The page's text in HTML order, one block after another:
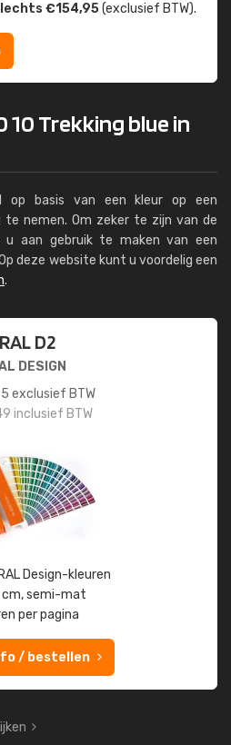
€154,95(exclusief BTW).
10 Trekking blue in
op basis van een kleur op een
te nemen. Om zeker te zijn van de
u aan gebruik te maken van een
deze website kunt u voordelig een
.
RAL D2
DESIGN
exclusief BTW
inclusief BTW
Design-kleuren
semi-mat
per pagina
/ bestellen